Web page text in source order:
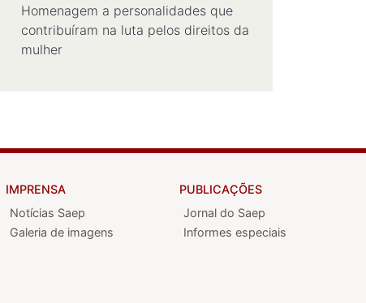
Homenagem a personalidades que
contribuíram na luta pelos direitos da
mulher
IMPRENSA
Notícias Saep
Galeria de imagens
PUBLICAÇÕES
Jornal do Saep
Informes especiais